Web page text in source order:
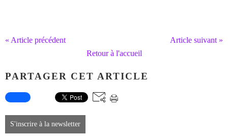
« Article précédent
Article suivant »
Retour à l'accueil
PARTAGER CET ARTICLE
S'inscrire à la newsletter